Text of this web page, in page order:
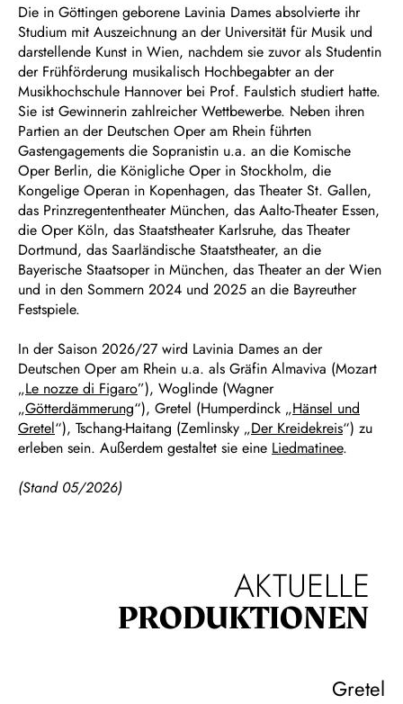
Die in Göttingen geborene Lavinia Dames absolvierte ihr
Studium mit Auszeichnung an der Universität für Musik und
darstellende Kunst in Wien, nachdem sie zuvor als Studentin
der Frühförderung musikalisch Hochbegabter an der
Musikhochschule Hannover bei Prof. Faulstich studiert hatte.
Sie ist Gewinnerin zahlreicher Wettbewerbe. Neben ihren
Partien an der Deutschen Oper am Rhein führten
Gastengagements die Sopranistin u.a. an die Komische
Oper Berlin, die Königliche Oper in Stockholm, die
Kongelige Operan in Kopenhagen, das Theater St. Gallen,
das Prinzregententheater München, das Aalto-Theater Essen,
die Oper Köln, das Staatstheater Karlsruhe, das Theater
Dortmund, das Saarländische Staatstheater, an die
Bayerische Staatsoper in München, das Theater an der Wien
und in den Sommern 2024 und 2025 an die Bayreuther
Festspiele.
In der Saison 2026/27 wird Lavinia Dames an der
Deutschen Oper am Rhein u.a. als Gräfin Almaviva (Mozart
„Le nozze di Figaro”), Woglinde (Wagner
„Götterdämmerung“), Gretel (Humperdinck „Hänsel und
Gretel“), Tschang-Haitang (Zemlinsky „Der Kreidekreis“) zu
erleben sein. Außerdem gestaltet sie eine Liedmatinee.
(Stand 05/2026)
AKTUELLE
PRODUKTIONEN
Gretel